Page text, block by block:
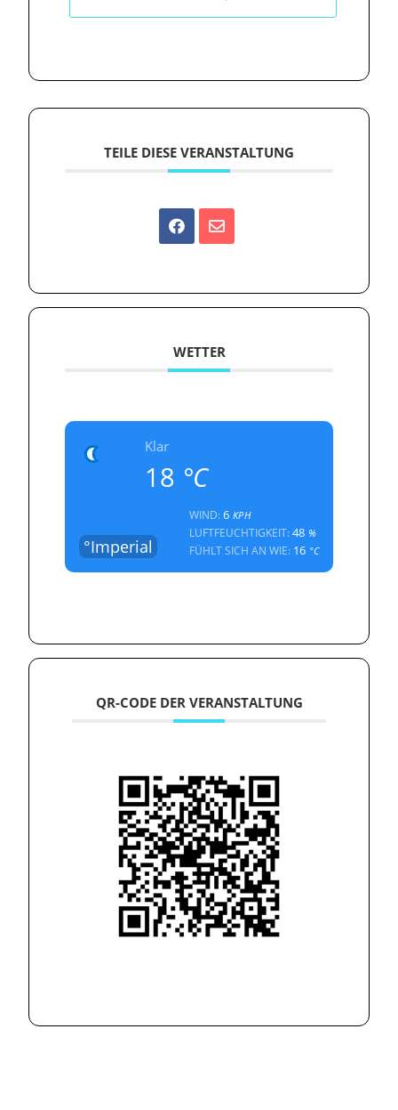
TEILE DIESE VERANSTALTUNG
WETTER
Klar
18 °C
°Imperial
WIND:6 KPH
LUFTFEUCHTIGKEIT:48 %
FÜHLT SICH AN WIE: 16 °C
QR-CODE DER VERANSTALTUNG